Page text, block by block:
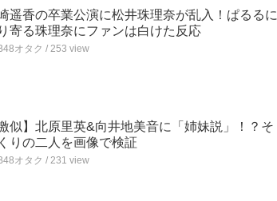
遥香の卒業公演に松井珠理奈が乱入！ぱるるに
寄る珠理奈にファンは白けた反応
オタク / 253 view
激似】北原里英&向井地美音に「姉妹説」！？そ
りの二人を画像で検証
オタク / 231 view